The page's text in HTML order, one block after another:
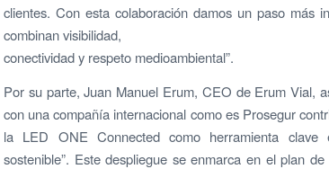
clientes. Con esta colaboración damos un paso más
combinan visibilidad,
conectividad y respeto medioambiental”.
Por su parte, Juan Manuel Erum, CEO de Erum Vial,
con una compañía internacional como es Prosegur
la LED ONE Connected como herramienta clave
sostenible”. Este despliegue se enmarca en el plan